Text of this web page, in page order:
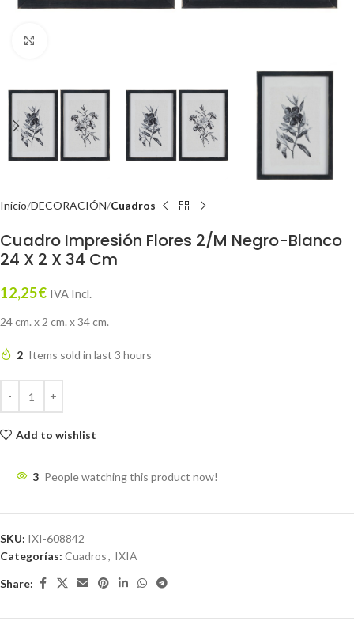
Inicio DECORACIÓN Cuadros
Cuadro Impresión Flores 2/M Negro-Blanco
24 X 2 X 34 Cm
12,25€ IVA Incl.
24 cm. x 2 cm. x 34 cm.
2 Items sold in last 3 hours
Add to wishlist
3 People watching this product now!
SKU: IXI-608842
Categorías: Cuadros, IXIA
Share: